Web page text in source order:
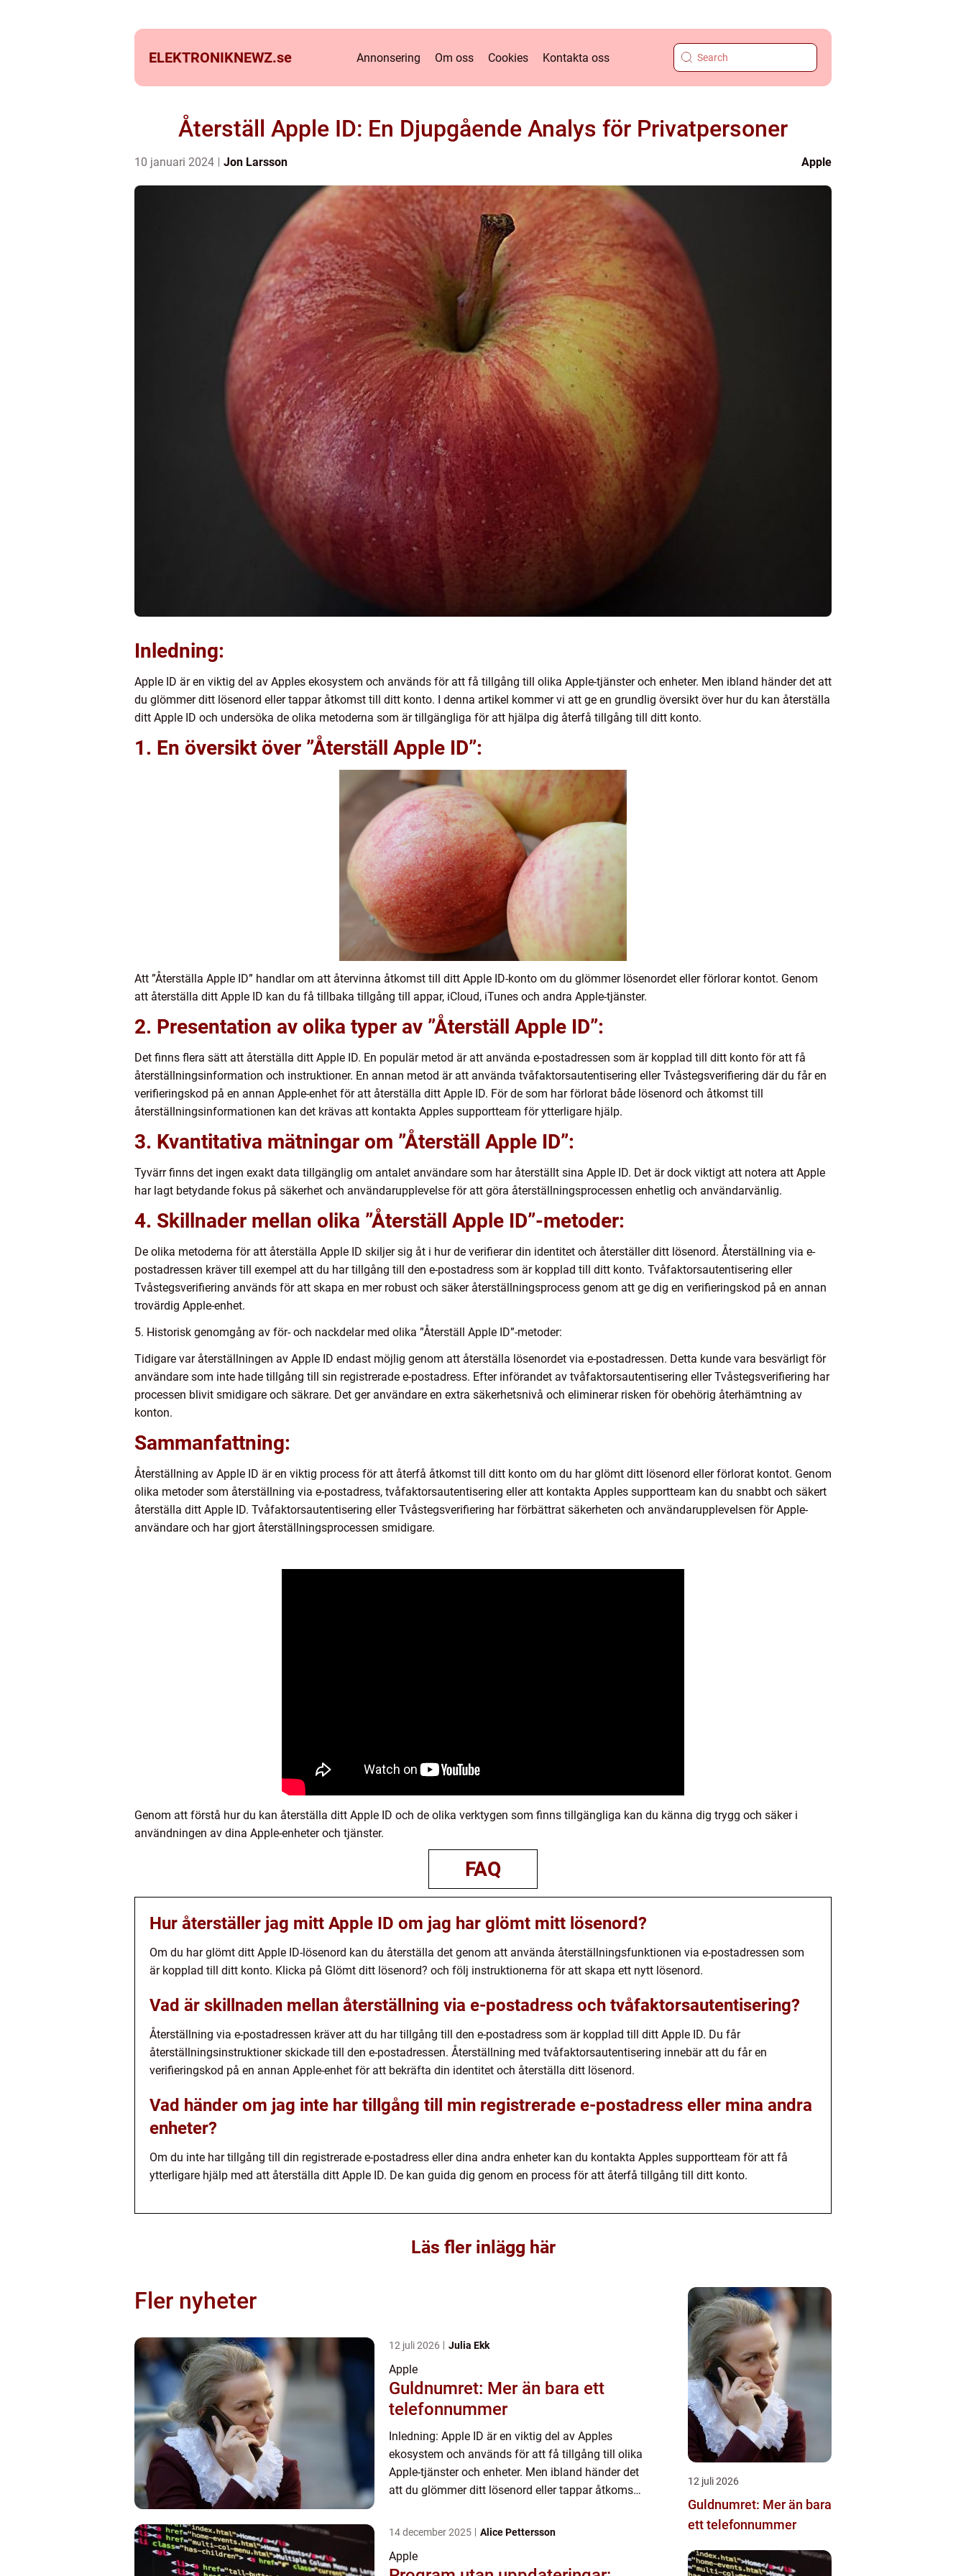
ELEKTRONIKNEWZ.se Annonsering Om oss Cookies Kontakta oss
Återställ Apple ID: En Djupgående Analys för Privatpersoner
10 januari 2024 Jon Larsson Apple
Inledning:
Apple ID är en viktig del av Apples ekosystem och används för att få tillgång till olika Apple-tjänster och enheter. Men ibland händer det att
du glömmer ditt lösenord eller tappar åtkomst till ditt konto. I denna artikel kommer vi att ge en grundlig översikt över hur du kan återställa
ditt Apple ID och undersöka de olika metoderna som är tillgängliga för att hjälpa dig återfå tillgång till ditt konto.
1. En översikt över ”Återställ Apple ID”:
Att ”Återställa Apple ID” handlar om att återvinna åtkomst till ditt Apple ID-konto om du glömmer lösenordet eller förlorar kontot. Genom
att återställa ditt Apple ID kan du få tillbaka tillgång till appar, iCloud, iTunes och andra Apple-tjänster.
2. Presentation av olika typer av ”Återställ Apple ID”:
Det finns flera sätt att återställa ditt Apple ID. En populär metod är att använda e-postadressen som är kopplad till ditt konto för att få
återställningsinformation och instruktioner. En annan metod är att använda tvåfaktorsautentisering eller Tvåstegsverifiering där du får en
verifieringskod på en annan Apple-enhet för att återställa ditt Apple ID. För de som har förlorat både lösenord och åtkomst till
återställningsinformationen kan det krävas att kontakta Apples supportteam för ytterligare hjälp.
3. Kvantitativa mätningar om ”Återställ Apple ID”:
Tyvärr finns det ingen exakt data tillgänglig om antalet användare som har återställt sina Apple ID. Det är dock viktigt att notera att Apple
har lagt betydande fokus på säkerhet och användarupplevelse för att göra återställningsprocessen enhetlig och användarvänlig.
4. Skillnader mellan olika ”Återställ Apple ID”-metoder:
De olika metoderna för att återställa Apple ID skiljer sig åt i hur de verifierar din identitet och återställer ditt lösenord. Återställning via e-
postadressen kräver till exempel att du har tillgång till den e-postadress som är kopplad till ditt konto. Tvåfaktorsautentisering eller
Tvåstegsverifiering används för att skapa en mer robust och säker återställningsprocess genom att ge dig en verifieringskod på en annan
trovärdig Apple-enhet.
5. Historisk genomgång av för- och nackdelar med olika ”Återställ Apple ID”-metoder:
Tidigare var återställningen av Apple ID endast möjlig genom att återställa lösenordet via e-postadressen. Detta kunde vara besvärligt för
användare som inte hade tillgång till sin registrerade e-postadress. Efter införandet av tvåfaktorsautentisering eller Tvåstegsverifiering har
processen blivit smidigare och säkrare. Det ger användare en extra säkerhetsnivå och eliminerar risken för obehörig återhämtning av
konton.
Sammanfattning:
Återställning av Apple ID är en viktig process för att återfå åtkomst till ditt konto om du har glömt ditt lösenord eller förlorat kontot. Genom
olika metoder som återställning via e-postadress, tvåfaktorsautentisering eller att kontakta Apples supportteam kan du snabbt och säkert
återställa ditt Apple ID. Tvåfaktorsautentisering eller Tvåstegsverifiering har förbättrat säkerheten och användarupplevelsen för Apple-
användare och har gjort återställningsprocessen smidigare.
Genom att förstå hur du kan återställa ditt Apple ID och de olika verktygen som finns tillgängliga kan du känna dig trygg och säker i
användningen av dina Apple-enheter och tjänster.
FAQ
Hur återställer jag mitt Apple ID om jag har glömt mitt lösenord?
Om du har glömt ditt Apple ID-lösenord kan du återställa det genom att använda återställningsfunktionen via e-postadressen som
är kopplad till ditt konto. Klicka på Glömt ditt lösenord? och följ instruktionerna för att skapa ett nytt lösenord.
Vad är skillnaden mellan återställning via e-postadress och tvåfaktorsautentisering?
Återställning via e-postadressen kräver att du har tillgång till den e-postadress som är kopplad till ditt Apple ID. Du får
återställningsinstruktioner skickade till den e-postadressen. Återställning med tvåfaktorsautentisering innebär att du får en
verifieringskod på en annan Apple-enhet för att bekräfta din identitet och återställa ditt lösenord.
Vad händer om jag inte har tillgång till min registrerade e-postadress eller mina andra
enheter?
Om du inte har tillgång till din registrerade e-postadress eller dina andra enheter kan du kontakta Apples supportteam för att få
ytterligare hjälp med att återställa ditt Apple ID. De kan guida dig genom en process för att återfå tillgång till ditt konto.
Läs fler inlägg här
Fler nyheter
12 juli 2026 Julia Ekk
Apple
Guldnumret: Mer än bara ett
telefonnummer
Inledning: Apple ID är en viktig del av Apples
ekosystem och används för att få tillgång till olika
Apple-tjänster och enheter. Men ibland händer det
att du glömmer ditt lösenord eller tappar åtkomst
14 december 2025 Alice Pettersson
Apple
12 juli 2026
Guldnumret: Mer än bara
ett telefonnummer